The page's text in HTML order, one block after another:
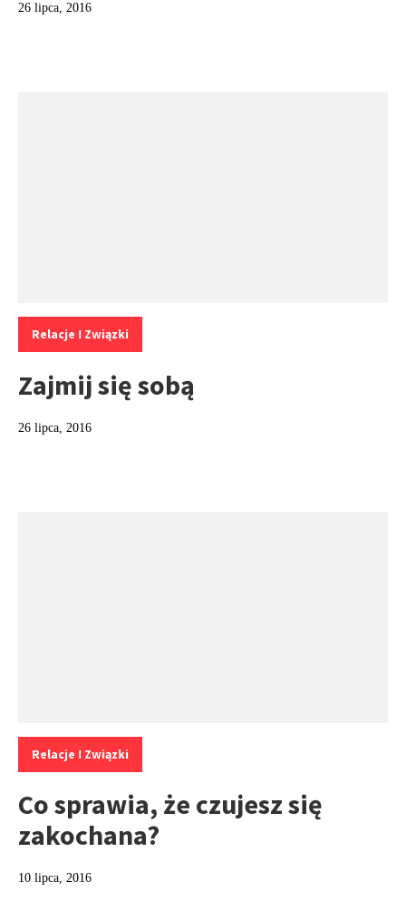
26 lipca, 2016
Kategorie:
Relacje I Związki
Zajmij się sobą
26 lipca, 2016
Kategorie:
Relacje I Związki
Co sprawia, że czujesz się
zakochana?
10 lipca, 2016